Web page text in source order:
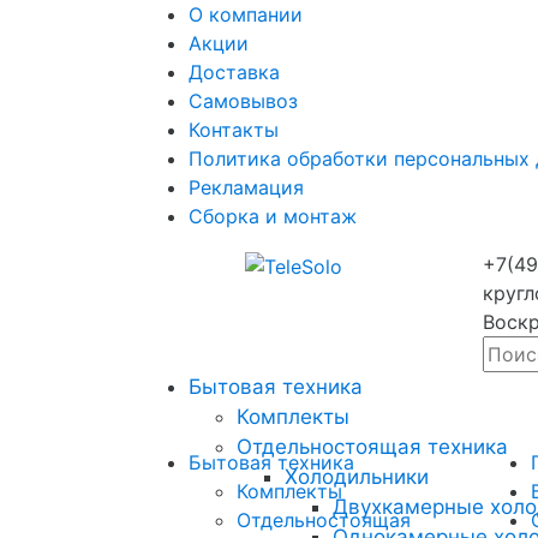
О компании
Акции
Доставка
Самовывоз
Контакты
Политика обработки персональных
Рекламация
Сборка и монтаж
Бытовая техника
Комплекты
Отдельностоящая техника
Холодильники
Двухкамерные
Бытовая техника
Комплекты
Отдельностоящая